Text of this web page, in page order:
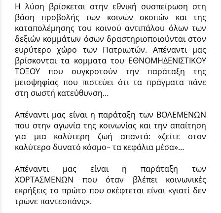
Η λύση βρίσκεται στην εθνική συσπείρωση στη
βάση προβολής των κοινών σκοπών και της
καταπολέμησης του κοινού αντιπάλου όλων των
δεξιών κομμάτων όσων δραστηριοποιούνται στον
ευρύτερο χώρο των Πατριωτών. Απέναντι μας
βρίσκονται τα κομματα του ΕΘΝΟΜΗΔΕΝΙΣΤΙΚΟΥ
ΤΟΞΟΥ που συγκροτούν την παράταξη της
μειοψηφίας που πιστεύει ότι τα πράγματα πάνε
στη σωστή κατεύθυνση…
Απέναντι μας είναι η παράταξη των ΒΟΛΕΜΕΝΩΝ
που στην αγωνία της κοινωνίας και την απαίτηση
για μια καλύτερη ζωή απαντά: «ζείτε στον
καλύτερο δυνατό κόσμο– τα κεφάλια μέσα»…
Απέναντι μας είναι η παράταξη των
ΧΟΡΤΑΣΜΕΝΩΝ που όταν βλέπει κοινωνικές
εκρήξεις το πρώτο που σκέφτεται είναι «γιατί δεν
τρώνε παντεσπάνι;».